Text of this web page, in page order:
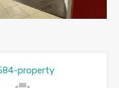
property